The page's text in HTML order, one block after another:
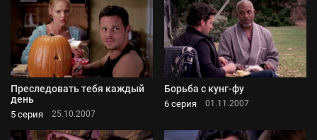
Преследовать тебя каждый
день
5 серия 25.10.2007
Борьба с кунг-фу
6 серия 01.11.2007